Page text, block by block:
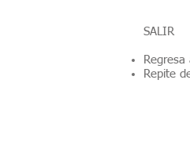
SALIR
Repite